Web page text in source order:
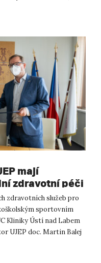
mají
zdravotní péči
zdravotních služeb pro
sportovním
Kliniky Ústí nad Labem
UJEP doc. Martin Balej